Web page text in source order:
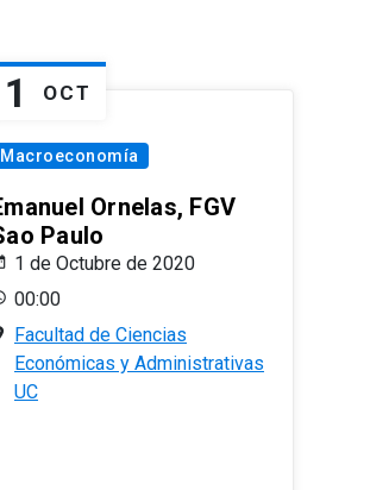
1 OCT
Macroeconomía
Ornelas, FGV
Paulo
1 de Octubre de 2020
00:00
Facultad de Ciencias
Económicas y Administrativas
UC